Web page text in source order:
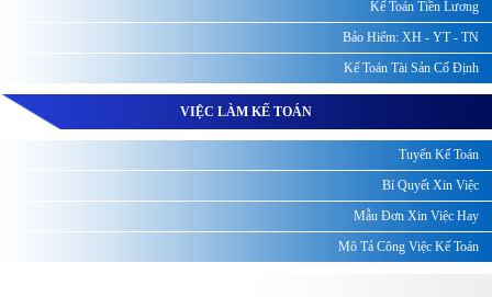
Kế Toán Tiền Lương
Bảo Hiểm: XH - YT - TN
Kế Toán Tài Sản Cố Định
VIỆC LÀM KẾ TOÁN
Tuyển Kế Toán
Bí Quyết Xin Việc
Mẫu Đơn Xin Việc Hay
Mô Tả Công Việc Kế Toán